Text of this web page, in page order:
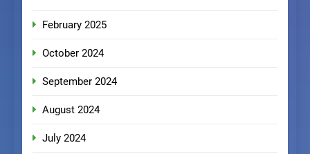
February 2025
October 2024
September 2024
August 2024
July 2024